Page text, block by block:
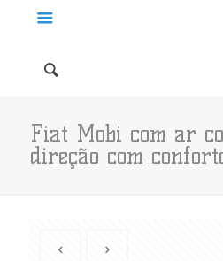
Fiat Mobi com ar
direção com